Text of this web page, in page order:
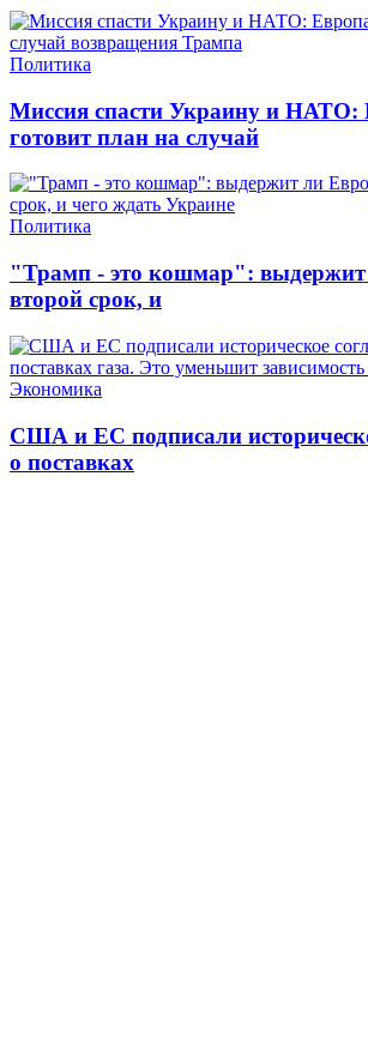
Политика
Миссия спасти Украину и НАТО:
готовит план на случай
Политика
"Трамп - это кошмар": выдержит
второй срок, и
Экономика
США и ЕС подписали
о поставках